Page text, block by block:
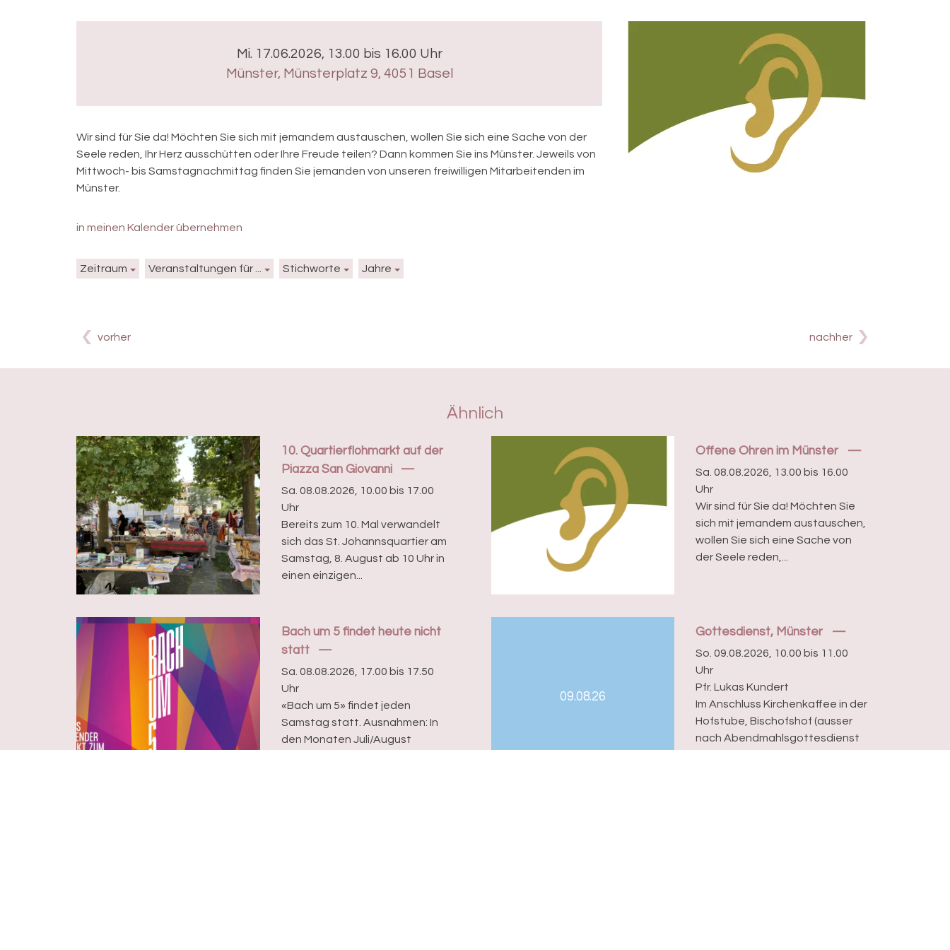
Mi. 17.06.2026, 13.00 bis 16.00 Uhr
Münster, Münsterplatz 9, 4051 Basel
Wir sind für Sie da! Möchten Sie sich mit jemandem austauschen, wollen Sie sich eine Sache von der
Seele reden, Ihr Herz ausschütten oder Ihre Freude teilen? Dann kommen Sie ins Münster. Jeweils von
Mittwoch- bis Samstagnachmittag finden Sie jemanden von unseren freiwilligen Mitarbeitenden im
Münster.
in meinen Kalender übernehmen
Zeitraum Veranstaltungen für ... Stichworte Jahre
vorher nachher
Ähnlich
10. Quartierflohmarkt auf der
Piazza San Giovanni
Sa. 08.08.2026, 10.00 bis 17.00
Uhr
Bereits zum 10. Mal verwandelt
sich das St. Johannsquartier am
Samstag, 8. August ab 10 Uhr in
einen einzigen...
Offene Ohren im Münster
Sa. 08.08.2026, 13.00 bis 16.00
Uhr
Wir sind für Sie da! Möchten Sie
sich mit jemandem austauschen,
wollen Sie sich eine Sache von
der Seele reden,...
Bach um 5 findet heute nicht
statt
Sa. 08.08.2026, 17.00 bis 17.50
Uhr
«Bach um 5» findet jeden
Samstag statt. Ausnahmen: In
den Monaten Juli/August
09.08.26
Gottesdienst, Münster
So. 09.08.2026, 10.00 bis 11.00
Uhr
Pfr. Lukas Kundert
Im Anschluss Kirchenkaffee in der
Hofstube, Bischofshof (ausser
nach Abendmahlsgottesdienst